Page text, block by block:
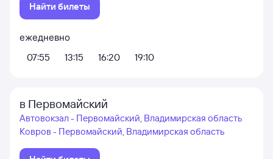
Найти билеты
ежедневно
07:55
13:15 16:20 19:10
в Первомайский
Автовокзал - Первомайский, Владимирская область
Ковров - Первомайский, Владимирская область